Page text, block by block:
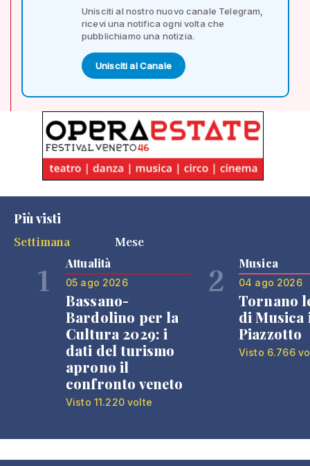
Unisciti al nostro nuovo canale Telegram,
ricevi una notifica ogni volta che
pubblichiamo una notizia.
Unisciti al Canale
Più visti
Settimana
Mese
1 Attualità
05 ago 2026
Bassano-
Bardolino per la
Cultura 2029: i
dati del turismo
aprono il
confronto veneto
Visto 11.220 volte
2 Musica
04 ago 2026
Tornano
di Musica
Piazzotto
Visto 6.766